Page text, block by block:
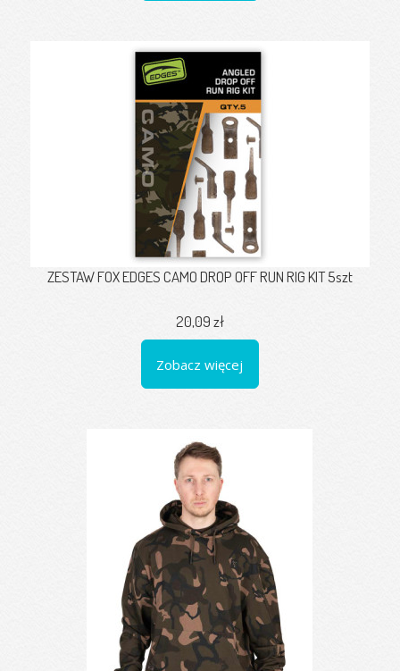
ZESTAW FOX EDGES CAMO DROP OFF RUN RIG KIT 5szt
20,09 zł
Zobacz więcej